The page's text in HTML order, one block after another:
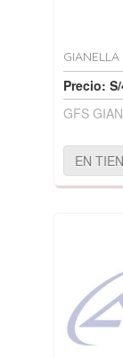
GIANELLA
Precio:
GFS
EN